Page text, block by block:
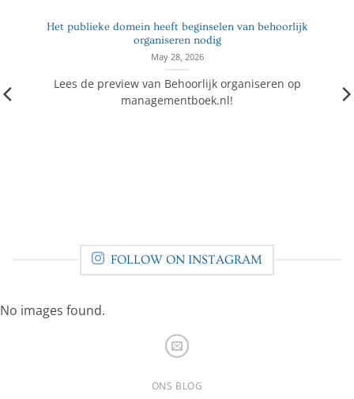
Het publieke domein heeft beginselen van behoorlijk
organiseren nodig
May 28, 2026
Lees de preview van Behoorlijk organiseren op
managementboek.nl!
FOLLOW ON INSTAGRAM
No images found.
ONS BLOG